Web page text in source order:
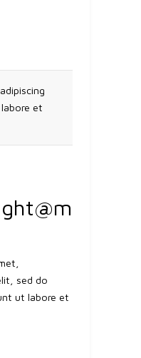
et
sed do
ut labore et